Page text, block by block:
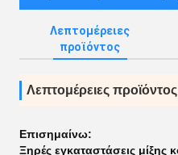
Λεπτομέρειες
προϊόντος
Λεπτομέρειες προϊόντος
Επισημαίνω:
Ξηρές εγκαταστάσεις μίξης